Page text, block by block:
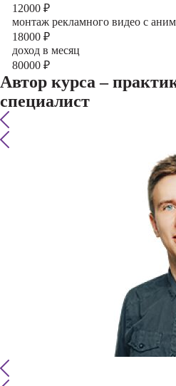
12000 ₽
монтаж рекламного видео с
18000 ₽
доход в месяц
80000 ₽
Автор курса –
специалист